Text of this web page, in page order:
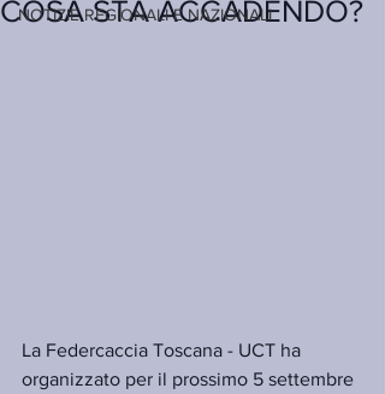
NOTIZIE REGIONALI E NAZIONALI
COSA STA ACCADENDO?
La Federcaccia Toscana - UCT ha
organizzato per il prossimo 5 settembre